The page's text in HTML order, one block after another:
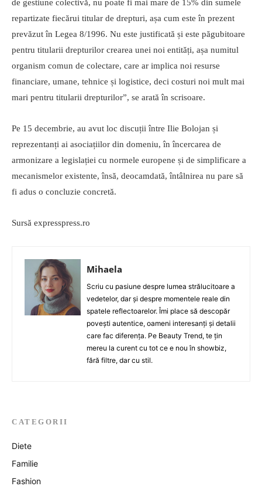
de gestiune colectivă, nu poate fi mai mare de 15% din sumele
repartizate fiecărui titular de drepturi, așa cum este în prezent
prevăzut în Legea 8/1996. Nu este justificată și este păgubitoare
pentru titularii drepturilor crearea unei noi entități, așa numitul
organism comun de colectare, care ar implica noi resurse
financiare, umane, tehnice și logistice, deci costuri noi mult mai
mari pentru titularii drepturilor”, se arată în scrisoare.
Pe 15 decembrie, au avut loc discuții între Ilie Bolojan și
reprezentanți ai asociațiilor din domeniu, în încercarea de
armonizare a legislației cu normele europene și de simplificare a
mecanismelor existente, însă, deocamdată, întâlnirea nu pare să
fi adus o concluzie concretă.
Sursă expresspress.ro
Mihaela
Scriu cu pasiune despre lumea strălucitoare a
vedetelor, dar și despre momentele reale din
spatele reflectoarelor. Îmi place să descopăr
povești autentice, oameni interesanți și detalii
care fac diferența. Pe Beauty Trend, te țin
mereu la curent cu tot ce e nou în showbiz,
fără filtre, dar cu stil.
CATEGORII
Diete
Familie
Fashion